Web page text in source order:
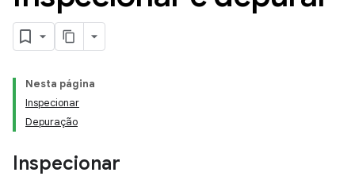
Nesta página
Inspecionar
Depuração
Inspecionar